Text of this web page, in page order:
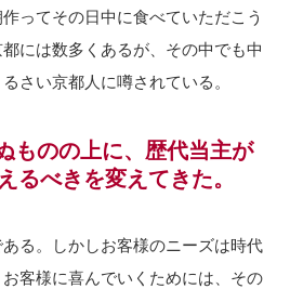
ってその日中に食べていただこう
には数多くあるが、その中でも中
さい京都人に噂されている。
ものの上に、歴代当主が
るべきを変えてきた。
る。しかしお客様のニーズは時代
客様に喜んでいくためには、その